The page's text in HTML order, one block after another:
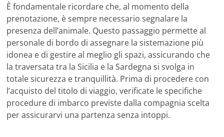
È fondamentale ricordare che, al momento della
prenotazione, è sempre necessario segnalare la
presenza dell’animale. Questo passaggio permette al
personale di bordo di assegnare la sistemazione più
idonea e di gestire al meglio gli spazi, assicurando che
la traversata tra la Sicilia e la Sardegna si svolga in
totale sicurezza e tranquillità. Prima di procedere con
l’acquisto del titolo di viaggio, verificate le specifiche
procedure di imbarco previste dalla compagnia scelta
per assicurarvi una partenza senza intoppi.